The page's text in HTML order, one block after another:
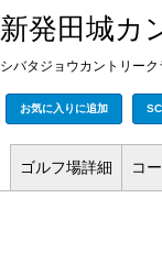
新発田城カ
シバタジョウカントリーク
お気に入りに追加
ゴルフ場詳細 コ